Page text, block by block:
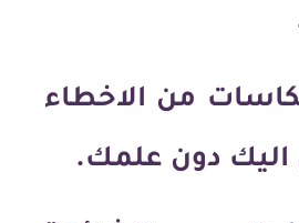
من الاخطاء
اليك دون علمك.